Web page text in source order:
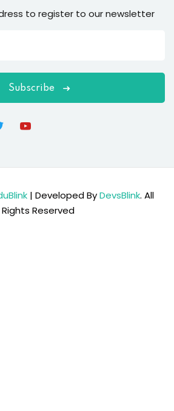
to register to our newsletter
Subscribe
| Developed ByDevsBlink. All
Rights Reserved